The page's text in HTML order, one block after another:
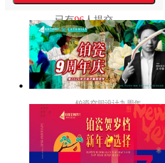
已有96人提交
铂瓷空间设计九周年